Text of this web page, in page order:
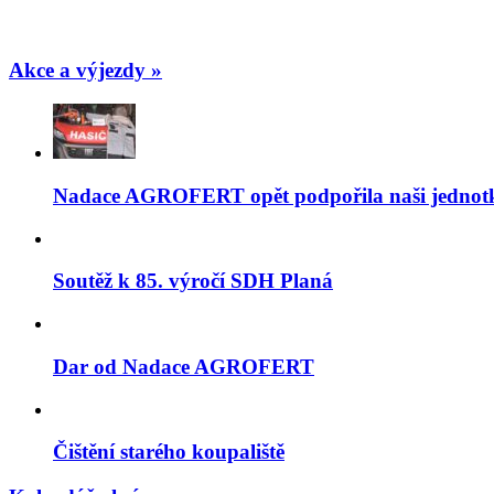
Akce a výjezdy »
Nadace AGROFERT opět podpořila naši
Soutěž k 85. výročí SDH Planá
Dar od Nadace AGROFERT
Čištění starého koupaliště